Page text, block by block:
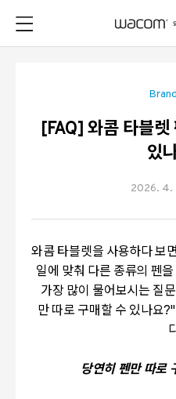
[FAQ] 와콤 타블
있
2026. 4.
와콤 타블렛을 사용하다 보
일에 맞춰 다른 종류의 펜
가장 많이 물어보시는 질
만 따로 구매할 수 있나요
당연히 펜만 따로